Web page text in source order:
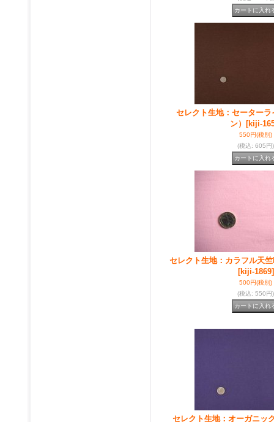
セレクト生地：セーター
ン）
[kiji-
550円(税別)
(税込: 605円)
セレクト生地：カラフル天
[kiji-1869]
500円(税別)
(税込: 550円)
セレクト生地：オーガニッ